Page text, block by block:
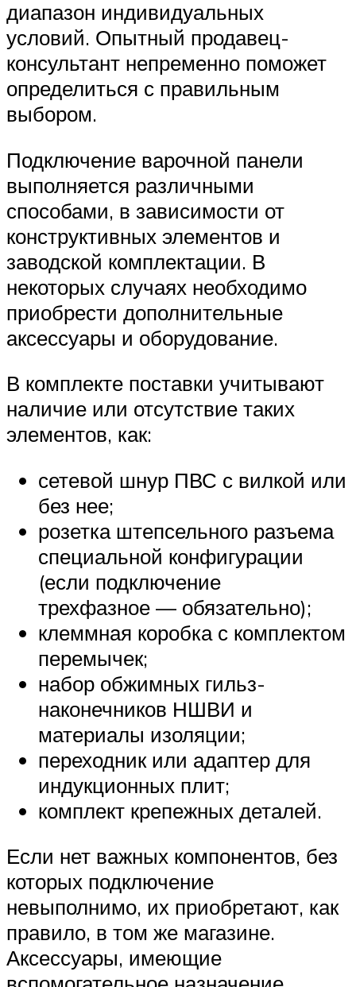
диапазон индивидуальных
условий. Опытный продавец-
консультант непременно поможет
определиться с правильным
выбором.
Подключение варочной панели
выполняется различными
способами, в зависимости от
конструктивных элементов и
заводской комплектации. В
некоторых случаях необходимо
приобрести дополнительные
аксессуары и оборудование.
В комплекте поставки учитывают
наличие или отсутствие таких
элементов, как:
сетевой шнур ПВС с вилкой или
без нее;
розетка штепсельного разъема
специальной конфигурации
(если подключение
трехфазное — обязательно);
клеммная коробка с комплектом
перемычек;
набор обжимных гильз-
наконечников НШВИ и
материалы изоляции;
переходник или адаптер для
индукционных плит;
комплект крепежных деталей.
Если нет важных компонентов, без
которых подключение
невыполнимо, их приобретают, как
правило, в том же магазине.
Аксессуары, имеющие